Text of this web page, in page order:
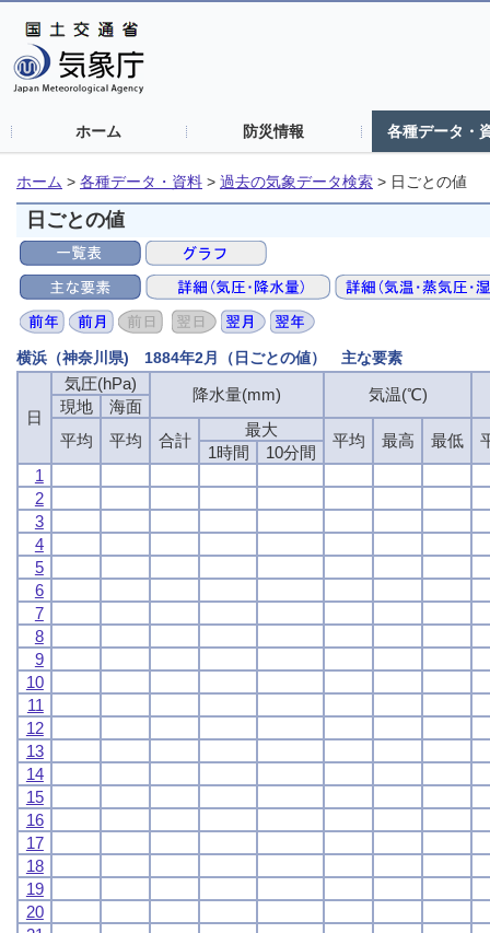
ホーム 防災情報 各種データ・
ホーム > 各種データ・資料 > 過去の気象データ検索 > 日ごとの値
日ごとの値
横浜（神奈川県) 1884年2月（日ごとの値） 主な要素
日
気圧(hPa)
降水量(mm) 気温(℃)
現地
海面
平均
平均 合計
最大
平均 最高 最低
1時間
10分間
1
2
3
4
5
6
7
8
9
10
11
12
13
14
15
16
17
18
19
20